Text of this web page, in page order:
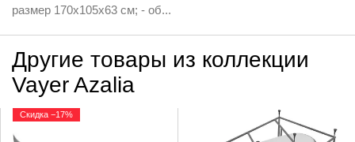
размер 170x105x63 см; - об...
Другие товары из коллекции
Vayer Azalia
Скидка −17%